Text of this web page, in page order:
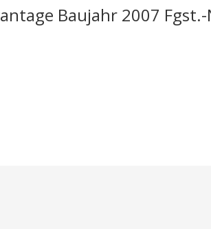
Baujahr 2007 Fgst.-